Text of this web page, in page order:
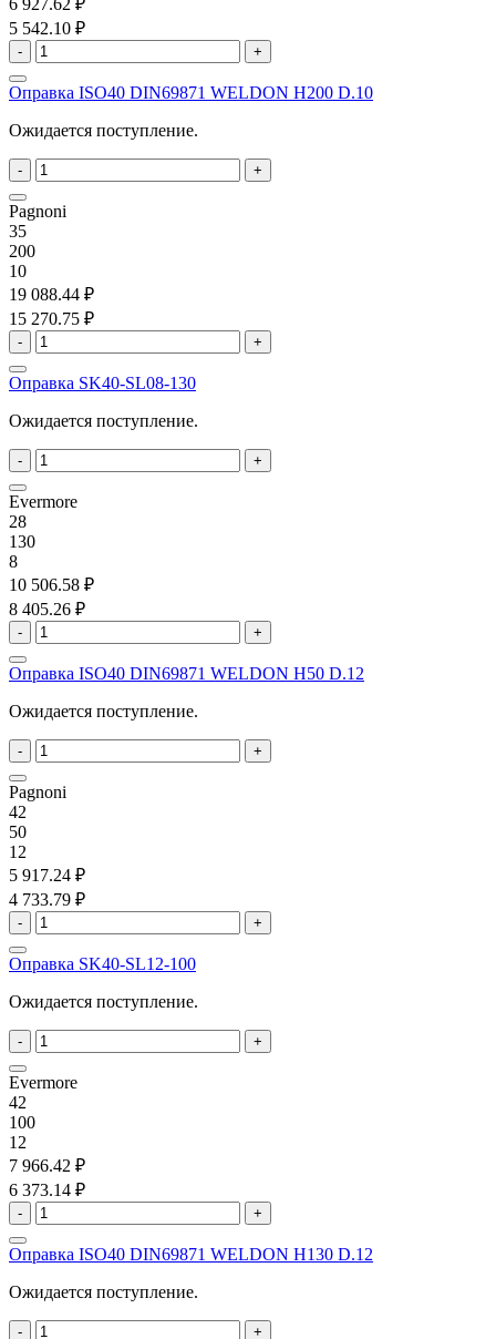
5 542.10 ₽
- +
Оправка ISO40 DIN69871 WELDON H200 D.10
Ожидается поступление.
- +
Pagnoni
35
200
10
19 088.44 ₽
15 270.75 ₽
- +
Оправка SK40-SL08-130
Ожидается поступление.
- +
Evermore
28
130
8
10 506.58 ₽
8 405.26 ₽
- +
Оправка ISO40 DIN69871 WELDON H50 D.12
Ожидается поступление.
- +
Pagnoni
42
50
12
5 917.24 ₽
4 733.79 ₽
- +
Оправка SK40-SL12-100
Ожидается поступление.
- +
Evermore
42
100
12
7 966.42 ₽
6 373.14 ₽
- +
Оправка ISO40 DIN69871 WELDON H130 D.12
Ожидается поступление.
- +